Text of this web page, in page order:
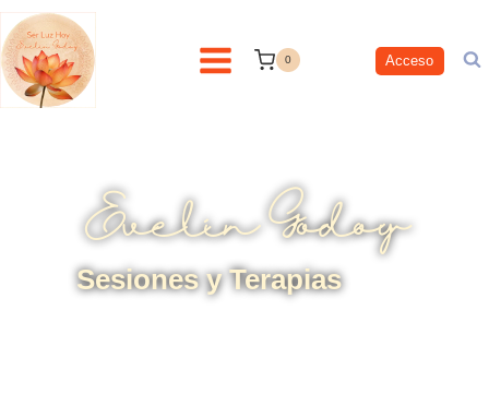
contenido
0 Acceso
Evelin Godoy
Sesiones y Terapias